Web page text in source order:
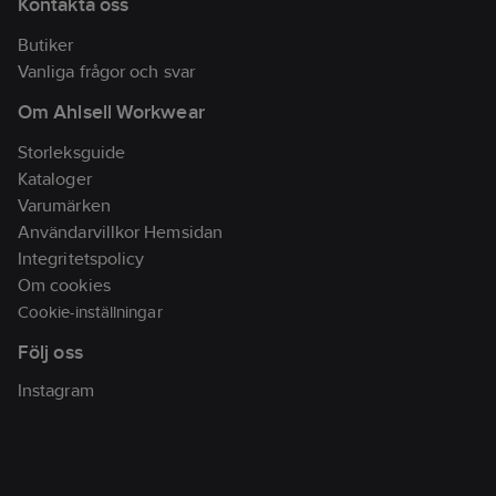
Butiker
Vanliga frågor och svar
Om Ahlsell Workwear
Storleksguide
Kataloger
Varumärken
Användarvillkor Hemsidan
Integritetspolicy
Om cookies
Cookie-inställningar
Följ oss
Instagram